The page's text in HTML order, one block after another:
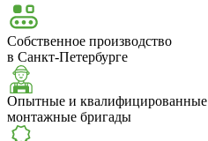
Собственное производство
в Санкт-Петербурге
Опытные и квалифицированные
монтажные бригады